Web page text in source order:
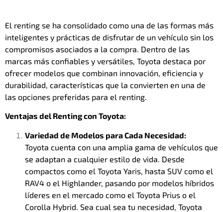
El renting se ha consolidado como una de las formas más
inteligentes y prácticas de disfrutar de un vehículo sin los
compromisos asociados a la compra. Dentro de las
marcas más confiables y versátiles, Toyota destaca por
ofrecer modelos que combinan innovación, eficiencia y
durabilidad, características que la convierten en una de
las opciones preferidas para el renting.
Ventajas del Renting con Toyota:
Variedad de Modelos para Cada Necesidad:
Toyota cuenta con una amplia gama de vehículos que
se adaptan a cualquier estilo de vida. Desde
compactos como el Toyota Yaris, hasta SUV como el
RAV4 o el Highlander, pasando por modelos híbridos
líderes en el mercado como el Toyota Prius o el
Corolla Hybrid. Sea cual sea tu necesidad, Toyota